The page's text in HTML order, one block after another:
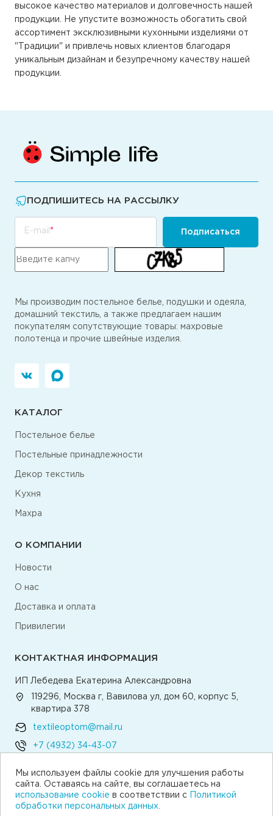
высокое качество материалов и долговечность нашей
продукции. Не упустите возможность обогатить свой
ассортимент эксклюзивными кухонными изделиями от
"Традиции" и привлечь новых клиентов благодаря
уникальным дизайнам и безупречному качеству нашей
продукции.
Мы используем файлы cookie для улучшения работы
сайта. Оставаясь на сайте, вы соглашаетесь на
использование cookie в соответствии с
Политикой
обработки персональных данных.
ПОДПИШИТЕСЬ НА РАССЫЛКУ
E-mail Подписаться
Мы производим постельное белье, подушки и одеяла,
домашний текстиль, а также предлагаем нашим
покупателям сопутствующие товары: махровые
полотенца и прочие швейные изделия.
КАТАЛОГ
Постельное белье
Постельные принадлежности
Декор текстиль
Кухня
Махра
О КОМПАНИИ
Новости
О нас
Доставка и оплата
Привилегии
КОНТАКТНАЯ ИНФОРМАЦИЯ
ИП Лебедева Екатерина Александровна
119296, Москва г, Вавилова ул, дом 60, корпус 5,
квартира 378
textileoptom@mail.ru
+7 (4932) 34-43-07
Написать директору